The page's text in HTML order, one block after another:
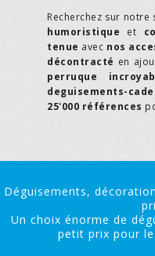
Recherchez sur notre
humoristique et
tenue avec nos
décontracté en
perruque
deguisements-
25'000 références
Déguisements,
Un choix énorme de
petit prix pour